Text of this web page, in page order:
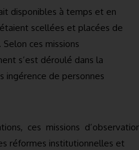
disponibles à temps et en
scellées et placées de
ces missions
s’est déroulé dans la
ingérence de personnes
ces missions
réformes institutionnelles et